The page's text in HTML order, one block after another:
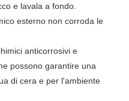
e lavala a fondo.
esterno non corroda le
anticorrosivi e
possono garantire una
di cera e per l'ambiente